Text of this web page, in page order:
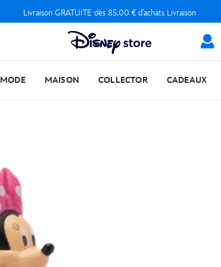
Livraison GRATUITE dès 85,00 € d’achats Livraison
MODE MAISON COLLECTOR CADEAUX